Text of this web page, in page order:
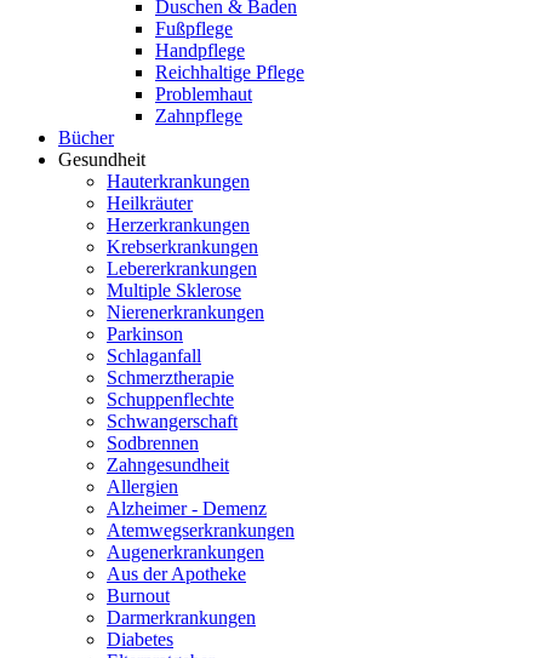
Duschen & Baden
Fußpflege
Handpflege
Reichhaltige Pflege
Problemhaut
Zahnpflege
Bücher
Gesundheit
Hauterkrankungen
Heilkräuter
Herzerkrankungen
Krebserkrankungen
Lebererkrankungen
Multiple Sklerose
Nierenerkrankungen
Parkinson
Schlaganfall
Schmerztherapie
Schuppenflechte
Schwangerschaft
Sodbrennen
Zahngesundheit
Allergien
Alzheimer - Demenz
Atemwegserkrankungen
Augenerkrankungen
Aus der Apotheke
Burnout
Darmerkrankungen
Diabetes